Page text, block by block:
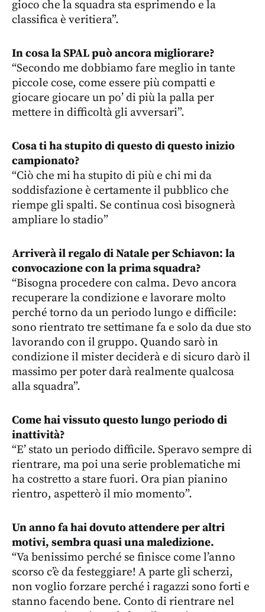
gioco che la squadra sta esprimendo e la
classifica è veritiera”.
In cosa la SPAL può ancora migliorare?
“Secondo me dobbiamo fare meglio in tante
piccole cose, come essere più compatti e
giocare giocare un po’ di più la palla per
mettere in difficoltà gli avversari”.
Cosa ti ha stupito di questo di questo inizio
campionato?
“Ciò che mi ha stupito di più e chi mi da
soddisfazione è certamente il pubblico che
riempe gli spalti. Se continua così bisognerà
ampliare lo stadio”
Arriverà il regalo di Natale per Schiavon: la
convocazione con la prima squadra?
“Bisogna procedere con calma. Devo ancora
recuperare la condizione e lavorare molto
perché torno da un periodo lungo e difficile:
sono rientrato tre settimane fa e solo da due sto
lavorando con il gruppo. Quando sarò in
condizione il mister deciderà e di sicuro darò il
massimo per poter darà realmente qualcosa
alla squadra”.
Come hai vissuto questo lungo periodo di
inattività?
“E’ stato un periodo difficile. Speravo sempre di
rientrare, ma poi una serie problematiche mi
ha costretto a stare fuori. Ora pian pianino
rientro, aspetterò il mio momento”.
Un anno fa hai dovuto attendere per altri
motivi, sembra quasi una maledizione.
“Va benissimo perché se finisce come l’anno
scorso c’è da festeggiare! A parte gli scherzi,
non voglio forzare perché i ragazzi sono forti e
stanno facendo bene. Conto di rientrare nel